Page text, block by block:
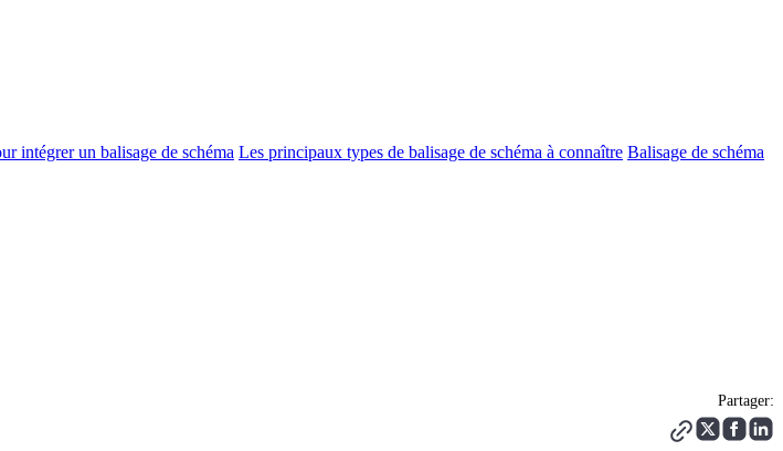
intégrer un balisage de schéma Les principaux types de balisage de schéma à connaître Balisage de schéma
Partager: